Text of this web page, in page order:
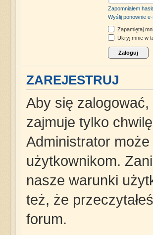
Zapomniałem
Wyślij ponownie
Zapamiętaj
Ukryj mnie w
ZAREJESTRUJ
Aby się
zajmuje tylko
Administrator
użytkownikom.
nasze warunki
też, że
forum.